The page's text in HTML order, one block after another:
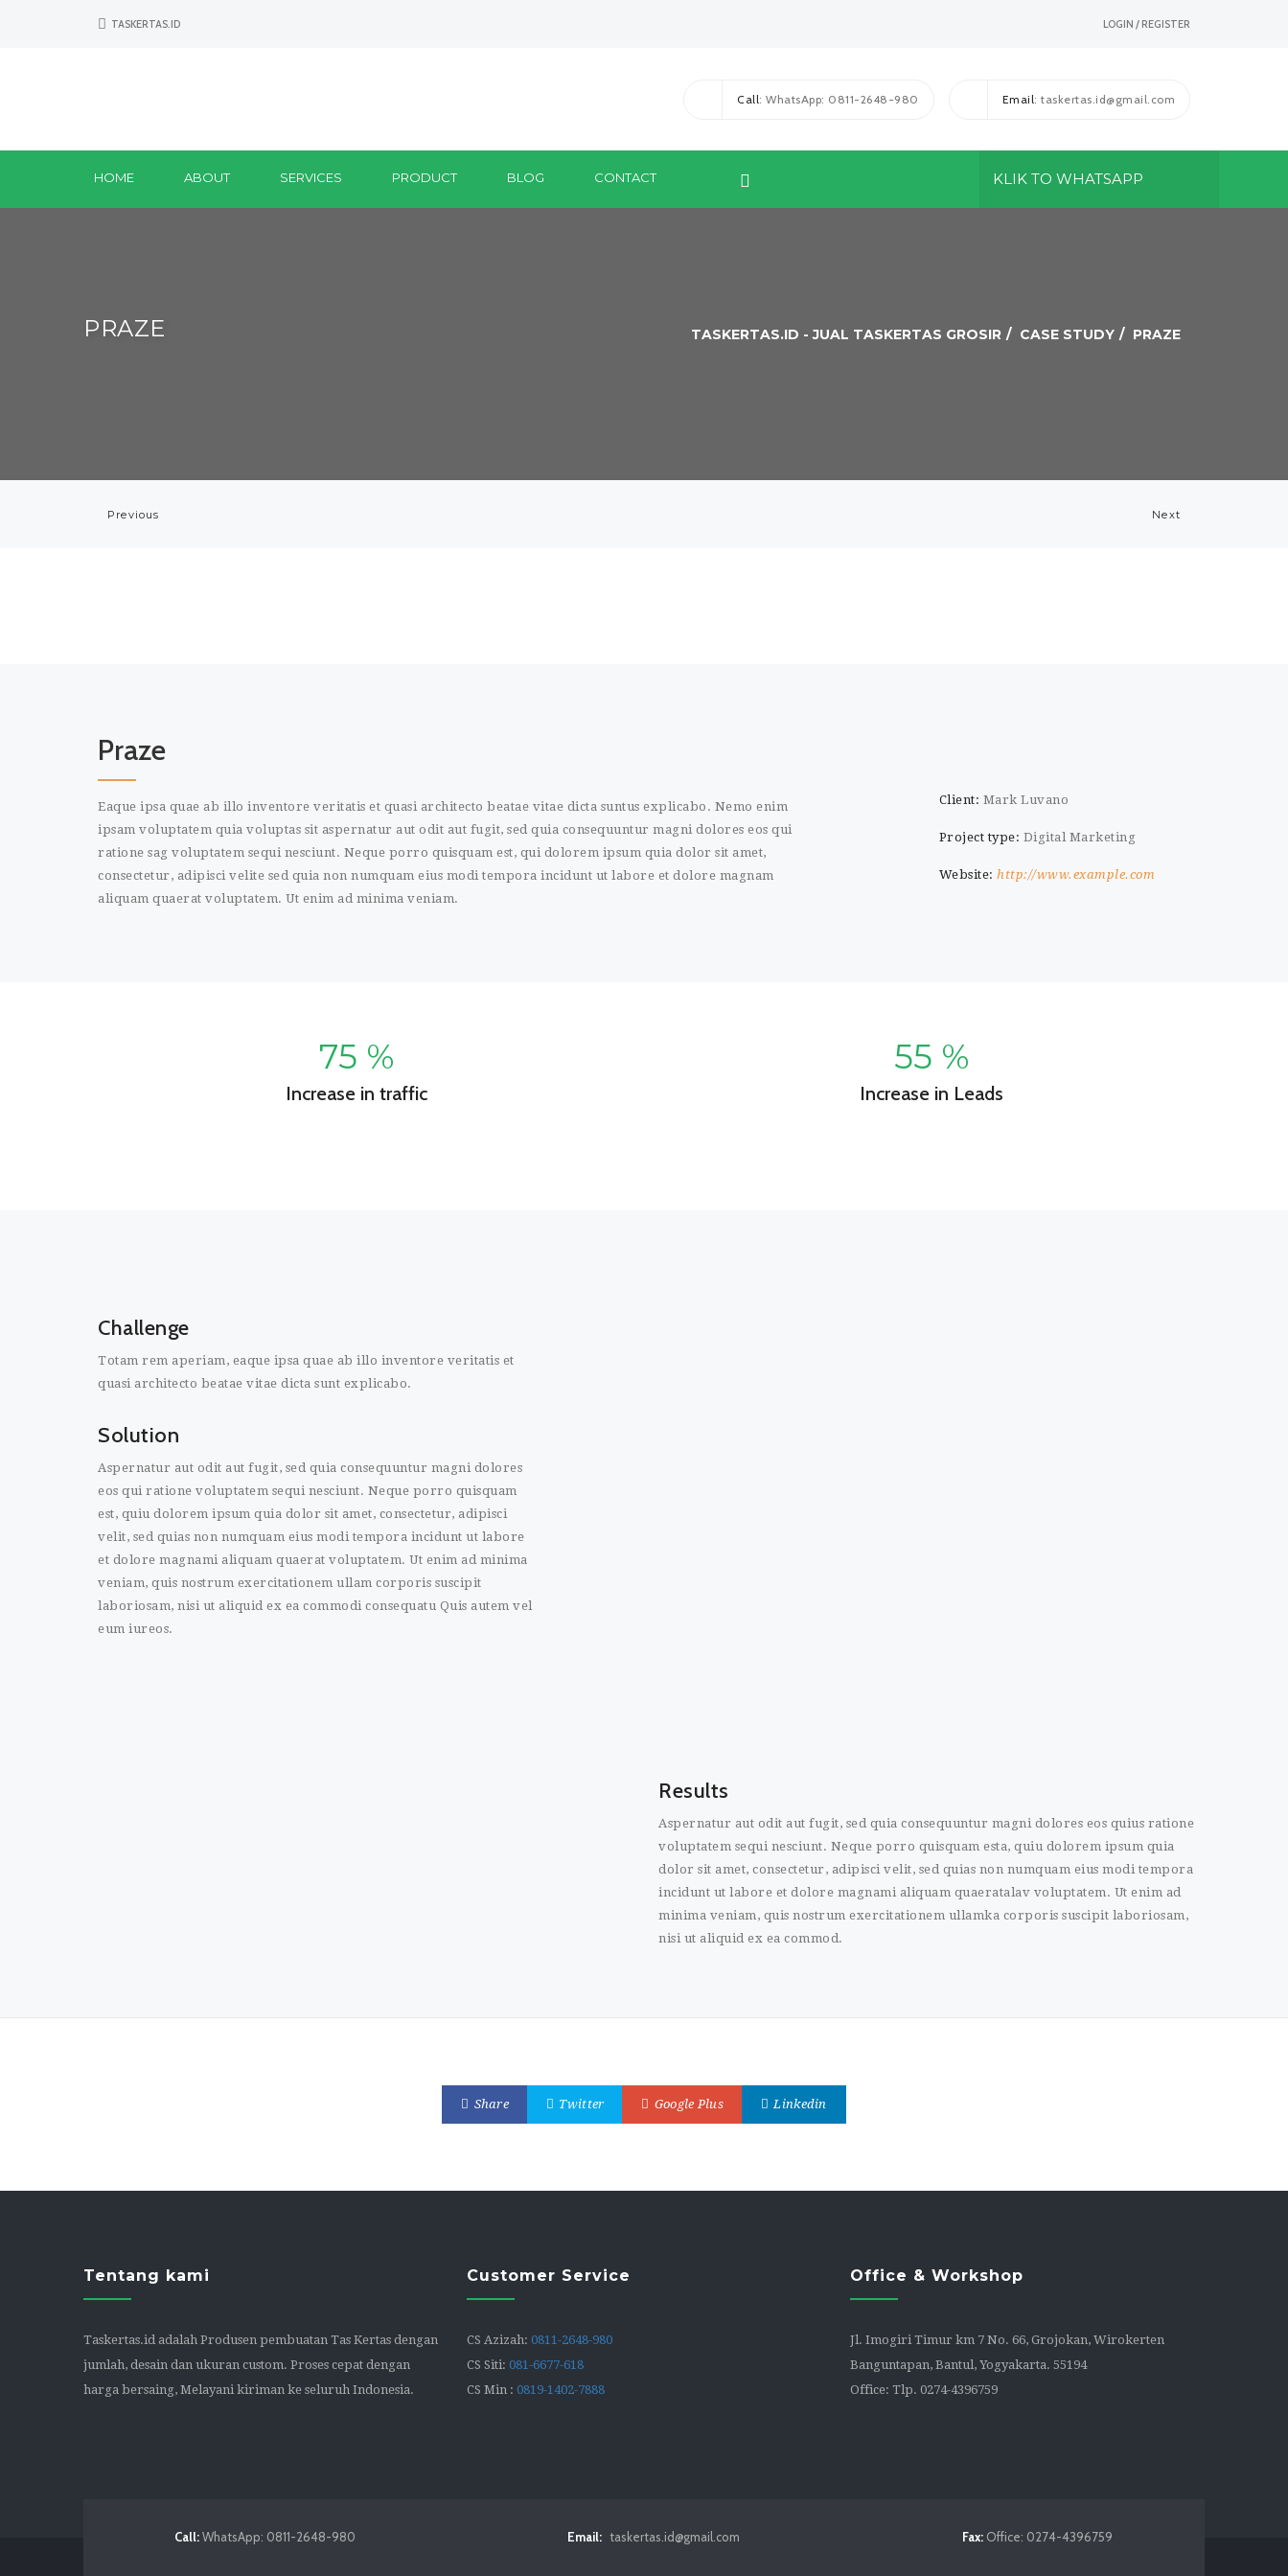
TASKERTAS.ID LOGIN / REGISTER
Call: WhatsApp: 0811-2648-980 Email: taskertas.id@gmail.com
KLIK TO WHATSAPP
HOME ABOUT SERVICES PRODUCT BLOG CONTACT
PRAZE TASKERTAS.ID - JUAL TASKERTAS GROSIR CASE STUDY PRAZE
Previous Next
Praze
Eaque ipsa quae ab illo inventore veritatis et quasi architecto beatae vitae dicta suntus explicabo. Nemo enim
ipsam voluptatem quia voluptas sit aspernatur aut odit aut fugit, sed quia consequuntur magni dolores eos qui
ratione sag voluptatem sequi nesciunt. Neque porro quisquam est, qui dolorem ipsum quia dolor sit amet,
consectetur, adipisci velite sed quia non numquam eius modi tempora incidunt ut labore et dolore magnam
aliquam quaerat voluptatem. Ut enim ad minima veniam.
Client: Mark Luvano
Project type: Digital Marketing
Website: http://www.example.com
75 %
Increase in traffic
55 %
Increase in Leads
Challenge
Totam rem aperiam, eaque ipsa quae ab illo inventore veritatis et
quasi architecto beatae vitae dicta sunt explicabo.
Solution
Aspernatur aut odit aut fugit, sed quia consequuntur magni dolores
eos qui ratione voluptatem sequi nesciunt. Neque porro quisquam
est, quiu dolorem ipsum quia dolor sit amet, consectetur, adipisci
velit, sed quias non numquam eius modi tempora incidunt ut labore
et dolore magnami aliquam quaerat voluptatem. Ut enim ad minima
veniam, quis nostrum exercitationem ullam corporis suscipit
laboriosam, nisi ut aliquid ex ea commodi consequatu Quis autem vel
eum iureos.
Results
Aspernatur aut odit aut fugit, sed quia consequuntur magni dolores eos quius ratione
voluptatem sequi nesciunt. Neque porro quisquam esta, quiu dolorem ipsum quia
dolor sit amet, consectetur, adipisci velit, sed quias non numquam eius modi tempora
incidunt ut labore et dolore magnami aliquam quaeratalav voluptatem. Ut enim ad
minima veniam, quis nostrum exercitationem ullamka corporis suscipit laboriosam,
nisi ut aliquid ex ea commod.
Share Twitter Google Plus Linkedin
Tentang kami
Taskertas.id adalah Produsen pembuatan Tas Kertas dengan
jumlah, desain dan ukuran custom. Proses cepat dengan
harga bersaing, Melayani kiriman ke seluruh Indonesia.
Customer Service
CS Azizah: 0811-2648-980
CS Siti: 081-6677-618
CS Min : 0819-1402-7888
Office & Workshop
Jl. Imogiri Timur km 7 No. 66, Grojokan, Wirokerten
Banguntapan, Bantul, Yogyakarta. 55194
Office: Tlp. 0274-4396759
Call:WhatsApp: 0811-2648-980 Email: taskertas.id@gmail.com Fax: Office: 0274-4396759